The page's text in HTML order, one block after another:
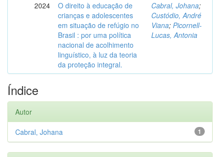
2024
O direito à educação de
crianças e adolescentes
em situação de refúgio no
Brasil : por uma política
nacional de acolhimento
linguístico, à luz da teoria
da proteção integral.
Cabral, Johana;
Custódio, André
Viana; Picornell-
Lucas, Antonia
Índice
Autor
1
Cabral, Johana